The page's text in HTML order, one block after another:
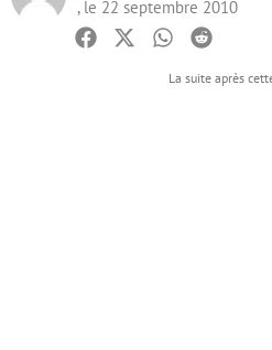
, le 22 septembre 2010
Facebook
TwitterWhatsapp
Reddit